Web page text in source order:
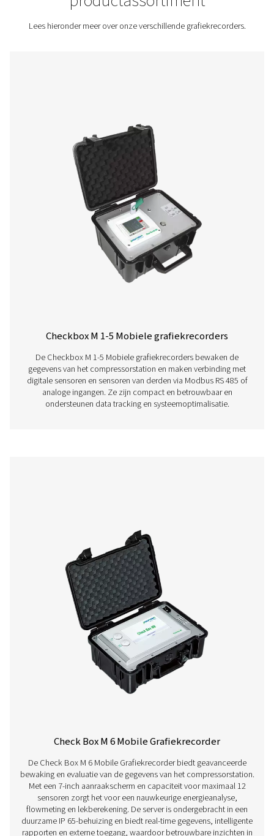
Neem contact met ons op voor een offerte!
Een compleet
productassortiment
Lees hieronder meer over onze verschillende
Checkbox M 1-5 Mobiele
De Checkbox M 1-5 Mobiele grafiekrecorders
gegevens van het compressorstation en maken
digitale sensoren en sensoren van derden via Modbus
analoge ingangen. Ze zijn compact en
ondersteunen data tracking en